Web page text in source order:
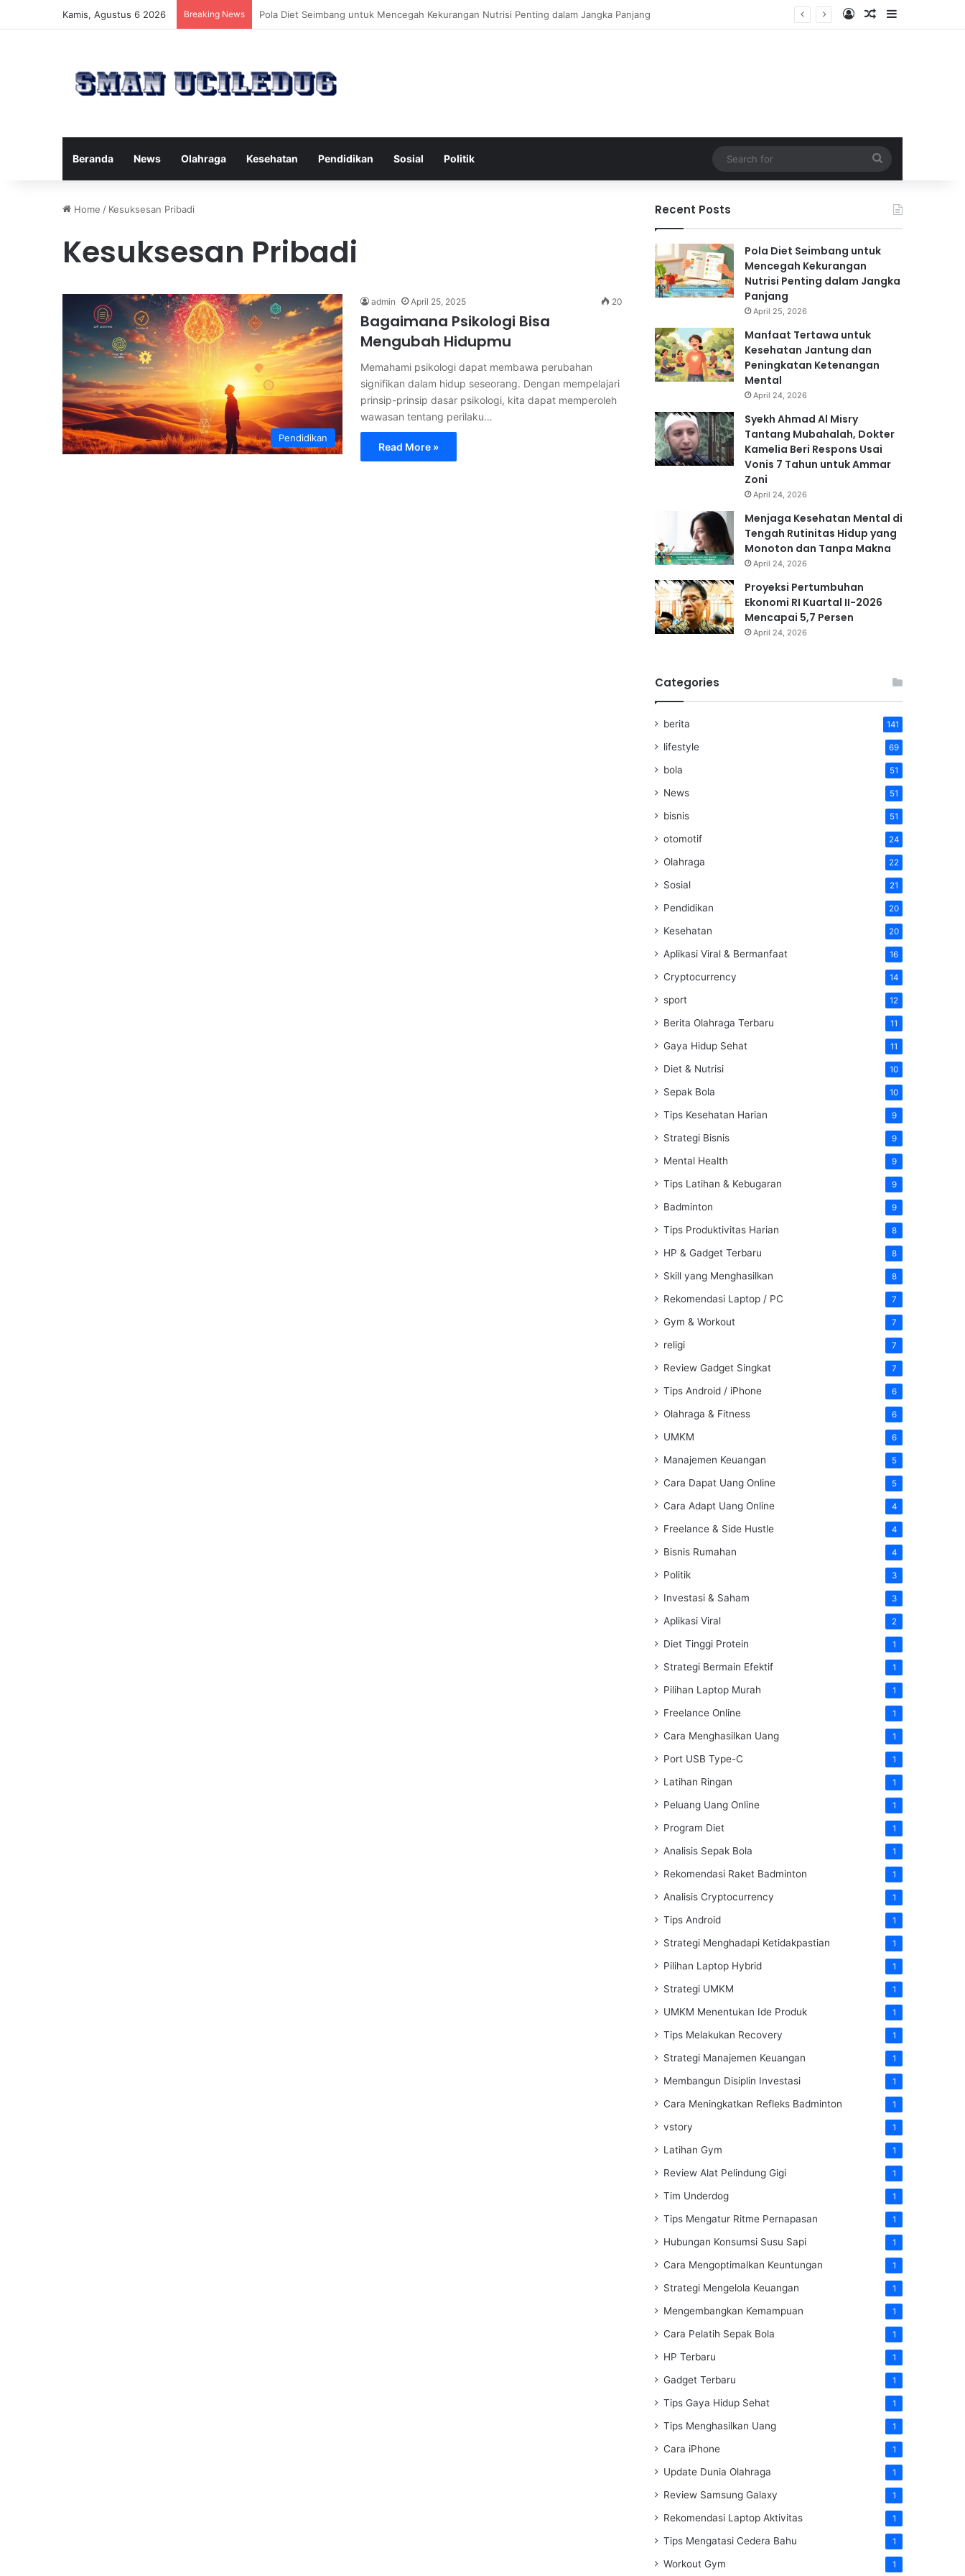
Kamis, Agustus 6 2026 Breaking News Manfaat Tertawa untuk Kesehatan Jantung dan Peningkatan Ketenangan Mental Log InRandom Article
Sidebar
Beranda News Olahraga Kesehatan Pendidikan Sosial Politik
for
Home / Kesuksesan Pribadi
Kesuksesan Pribadi
Pendidikan
admin April 25, 2025 20
Bagaimana Psikologi Bisa
Mengubah Hidupmu
Memahami psikologi dapat membawa perubahan
signifikan dalam hidup seseorang. Dengan mempelajari
prinsip-prinsip dasar psikologi, kita dapat memperoleh
wawasan tentang perilaku…
Read More »
Recent Posts
Pola Diet Seimbang untuk
Mencegah Kekurangan
Nutrisi Penting dalam Jangka
Panjang
April 25, 2026
Manfaat Tertawa untuk
Kesehatan Jantung dan
Peningkatan Ketenangan
Mental
April 24, 2026
Syekh Ahmad Al Misry
Tantang Mubahalah, Dokter
Kamelia Beri Respons Usai
Vonis 7 Tahun untuk Ammar
Zoni
April 24, 2026
Menjaga Kesehatan Mental di
Tengah Rutinitas Hidup yang
Monoton dan Tanpa Makna
April 24, 2026
Proyeksi Pertumbuhan
Ekonomi RI Kuartal II-2026
Mencapai 5,7 Persen
April 24, 2026
Categories
berita 141
lifestyle 69
bola 51
News 51
bisnis 51
otomotif 24
Olahraga 22
Sosial 21
Pendidikan 20
Kesehatan 20
Aplikasi Viral & Bermanfaat 16
Cryptocurrency 14
sport 12
Berita Olahraga Terbaru 11
Gaya Hidup Sehat 11
Diet & Nutrisi 10
Sepak Bola 10
Tips Kesehatan Harian 9
Strategi Bisnis 9
Mental Health 9
Tips Latihan & Kebugaran 9
Badminton 9
Tips Produktivitas Harian 8
HP & Gadget Terbaru 8
Skill yang Menghasilkan 8
Rekomendasi Laptop / PC 7
Gym & Workout 7
religi 7
Review Gadget Singkat 7
Tips Android / iPhone 6
Olahraga & Fitness 6
UMKM 6
Manajemen Keuangan 5
Cara Dapat Uang Online 5
Cara Adapt Uang Online 4
Freelance & Side Hustle 4
Bisnis Rumahan 4
Politik 3
Investasi & Saham 3
Aplikasi Viral 2
Diet Tinggi Protein 1
Strategi Bermain Efektif 1
Pilihan Laptop Murah 1
Freelance Online 1
Cara Menghasilkan Uang 1
Port USB Type-C 1
Latihan Ringan 1
Peluang Uang Online 1
Program Diet 1
Analisis Sepak Bola 1
Rekomendasi Raket Badminton 1
Analisis Cryptocurrency 1
Tips Android 1
Strategi Menghadapi Ketidakpastian 1
Pilihan Laptop Hybrid 1
Strategi UMKM 1
UMKM Menentukan Ide Produk 1
Tips Melakukan Recovery 1
Strategi Manajemen Keuangan 1
Membangun Disiplin Investasi 1
Cara Meningkatkan Refleks Badminton 1
vstory 1
Latihan Gym 1
Review Alat Pelindung Gigi 1
Tim Underdog 1
Tips Mengatur Ritme Pernapasan 1
Hubungan Konsumsi Susu Sapi 1
Cara Mengoptimalkan Keuntungan 1
Strategi Mengelola Keuangan 1
Mengembangkan Kemampuan 1
Cara Pelatih Sepak Bola 1
HP Terbaru 1
Gadget Terbaru 1
Tips Gaya Hidup Sehat 1
Tips Menghasilkan Uang 1
Cara iPhone 1
Update Dunia Olahraga 1
Review Samsung Galaxy 1
Rekomendasi Laptop Aktivitas 1
Tips Mengatasi Cedera Bahu 1
Workout Gym 1